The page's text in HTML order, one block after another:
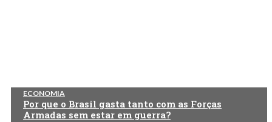
ECONOMIA
Por que o Brasil gasta tanto com as Forças
Armadas sem estar em guerra?